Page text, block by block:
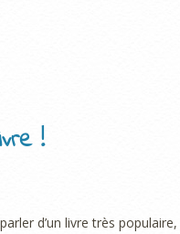
!
d’un livre très populaire,